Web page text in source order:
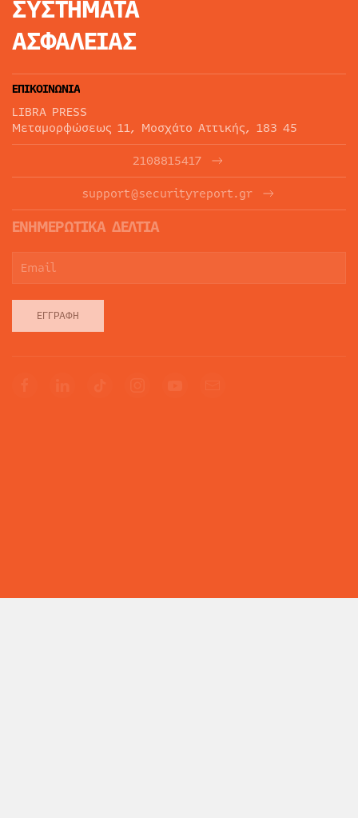
ΣΥΣΤΗΜΑΤΑ
ΑΣΦΑΛΕΙΑΣ
ΕΠΙΚΟΙΝΩΝΙΑ
LIBRA PRESS
Μεταμορφώσεως 11, Μοσχάτο Αττικής, 183 45
2108815417
support@securityreport.gr
ΕΝΗΜΕΡΩΤΙΚΑ ΔΕΛΤΙΑ
ΕΓΓΡΑΦΉ